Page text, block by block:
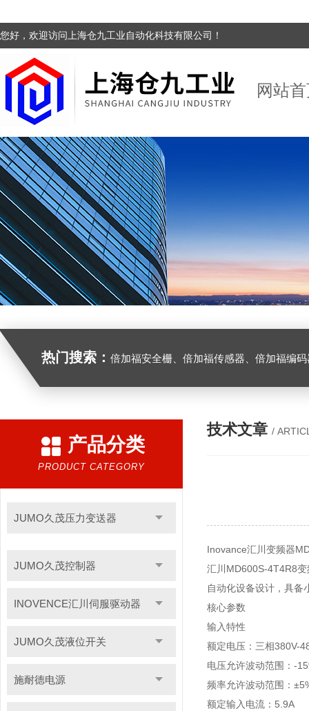
您好，欢迎访问上海仓九工业自动化科技有限公司！
网站
热门搜索： 倍加福安全栅、倍加福传感器、倍加福编码器、倍加福超声波传感器、松下伺服驱动器、松下伺
产品分类
PRODUCT CATEGORY
JUMO久茂压力变送器
JUMO久茂控制器
INOVENCE汇川伺服驱动器
JUMO久茂液位开关
施耐德电源
技术文章 /
Inovance汇川变频器
汇川MD600S-4T4R8
自动化设备设计，具备
核心参数
输入特性
额定电压：三相380V-
电压允许波动范围：-
频率允许波动范围：
额定输入电流：5.9A